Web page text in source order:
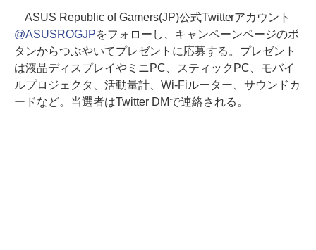
ASUS Republic of Gamers(JP)公式Twitterアカウント
@ASUSROGJPをフォローし、キャンペーンページのボ
タンからつぶやいてプレゼントに応募する。プレゼント
は液晶ディスプレイやミニPC、スティックPC、モバイ
ルプロジェクタ、活動量計、Wi-Fiルーター、サウンドカ
ードなど。当選者はTwitter DMで連絡される。